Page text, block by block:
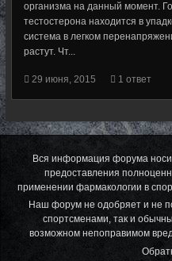
организма на данный момент.
тестостерона находится в
система в легком
растут. Чт...
29 июня, 2015 1 ответ
Вся информация форума
предоставления
применении фармакологии в
Наш форум не одобряет и не
спортсменами, так и
возможном непоправимом